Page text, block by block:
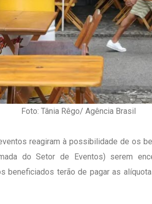
Foto: Tânia Rêgo/ Agência Brasil
reagiram à possibilidade de os
do Setor de Eventos) serem
beneficiados terão de pagar as